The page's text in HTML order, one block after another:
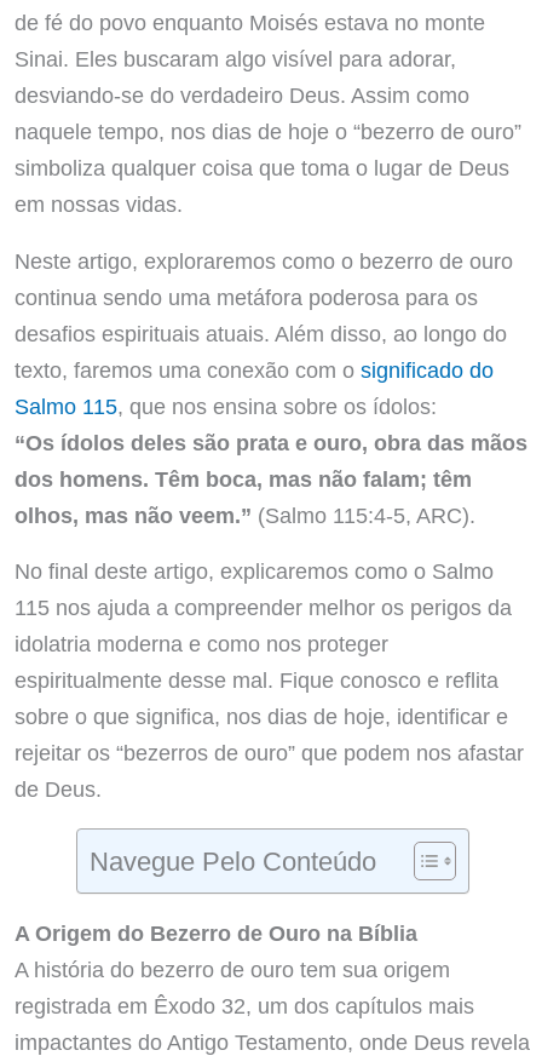
de fé do povo enquanto Moisés estava no monte
Sinai. Eles buscaram algo visível para adorar,
desviando-se do verdadeiro Deus. Assim como
naquele tempo, nos dias de hoje o “bezerro de ouro”
simboliza qualquer coisa que toma o lugar de Deus
em nossas vidas.
Neste artigo, exploraremos como o bezerro de ouro
continua sendo uma metáfora poderosa para os
desafios espirituais atuais. Além disso, ao longo do
texto, faremos uma conexão com o significado do
Salmo 115, que nos ensina sobre os ídolos:
“Os ídolos deles são prata e ouro, obra das mãos
dos homens. Têm boca, mas não falam; têm
olhos, mas não veem.” (Salmo 115:4-5, ARC).
No final deste artigo, explicaremos como o Salmo
115 nos ajuda a compreender melhor os perigos da
idolatria moderna e como nos proteger
espiritualmente desse mal. Fique conosco e reflita
sobre o que significa, nos dias de hoje, identificar e
rejeitar os “bezerros de ouro” que podem nos afastar
de Deus.
Navegue Pelo Conteúdo
A Origem do Bezerro de Ouro na Bíblia
A história do bezerro de ouro tem sua origem
registrada em Êxodo 32, um dos capítulos mais
impactantes do Antigo Testamento, onde Deus revela